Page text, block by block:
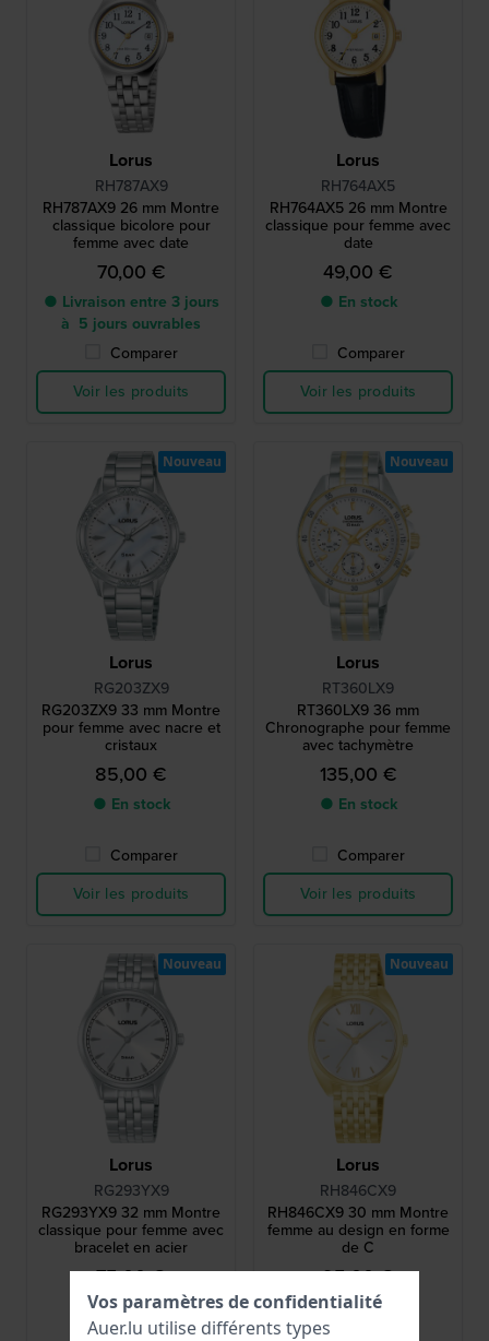
Lorus
RH787AX9
RH787AX9 26 mm Montre
classique bicolore pour
femme avec date
70,00 €
● Livraison entre 3 jours
à 5 jours ouvrables
Comparer
Voir les produits
Lorus
RH764AX5
RH764AX5 26 mm Montre
classique pour femme avec
date
49,00 €
● En stock
Comparer
Voir les produits
Lorus
RG203ZX9
RG203ZX9 33 mm Montre
pour femme avec nacre et
cristaux
85,00 €
● En stock
Comparer
Voir les produits
Nouveau
Lorus
RT360LX9
RT360LX9 36 mm
Chronographe pour femme
avec tachymètre
135,00 €
● En stock
Comparer
Voir les produits
Nouveau
Lorus
RG293YX9
RG293YX9 32 mm Montre
classique pour femme avec
bracelet en acier
75,00 €
● En stock
Nouveau
Lorus
RH846CX9
RH846CX9 30 mm Montre
femme au design en forme
de C
95,00 €
● En stock
Nouveau
Vos paramètres de confidentialité
Auer.lu utilise différents types